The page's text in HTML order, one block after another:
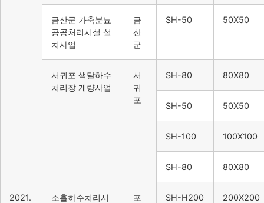
금산군 가축분뇨
공공처리시설 설
치사업
금
산
군
SH-50 50X50
서귀포 색달하수
처리장 개량사업
서
귀
포
SH-80 80X80
SH-50 50X50
SH-100 100X100
SH-80 80X80
2021.
소홀하수처리시
포
SH-H200 200X200